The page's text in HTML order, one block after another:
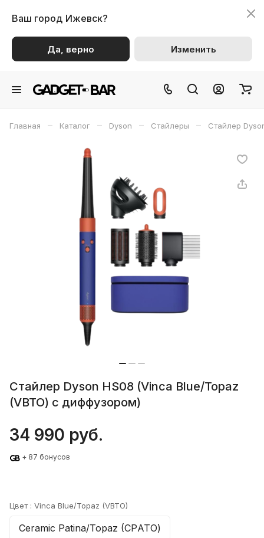
Ваш город Ижевск?
Да, верно Изменить
Главная – Каталог – Dyson – Стайлеры – Стайлер
Стайлер Dyson HS08 (Vinca Blue/Topaz
(VBTO) c диффузором)
34 990 руб.
+ 87 бонусов
Цвет : Vinca Blue/Topaz (VBTO)
Ceramic Patina/Topaz (CPАТО)